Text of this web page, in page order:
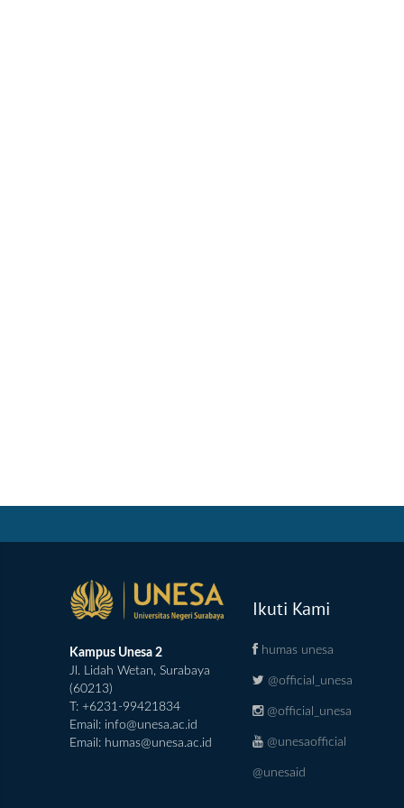
Kampus Unesa 2
Jl. Lidah Wetan, Surabaya
(60213)
T: +6231-99421834
Email: info@unesa.ac.id
Email: humas@unesa.ac.id
Ikuti Kami
humas unesa
@official_unesa
@official_unesa
@unesaofficial
@unesaid